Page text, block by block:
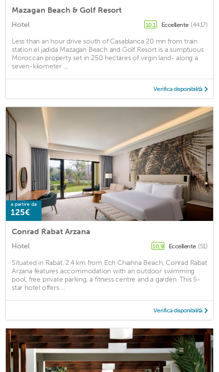
Mazagan Beach & Golf Resort
Hotel 10,1 Eccellente (4417)
Less than an hour drive south of Casablanca 20 mn from train
station el jadida Mazagan Beach and Golf Resort is a sumptuous
Moroccan property set in 250 hectares of virgin land- along a
seven-kilometer ...
Verifica disponibilità
a partire da
125€
Conrad Rabat Arzana
Hotel 10,9 Eccellente (51)
Situated in Rabat, 2.4 km from Ech Chiahna Beach, Conrad Rabat
Arzana features accommodation with an outdoor swimming
pool, free private parking, a fitness centre and a garden. This 5-
star hotel offers ...
Verifica disponibilità